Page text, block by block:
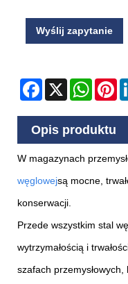
Wyślij zapytanie
Facebook
X
Opis produktu
W magazynach
węglowejsą mocne,
konserwacji.
Przede wszystkim stal
wytrzymałością i
szafach